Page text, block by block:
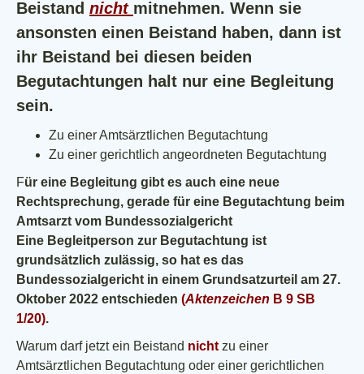
Beistand nicht mitnehmen. Wenn sie
ansonsten einen Beistand haben, dann ist
ihr Beistand bei diesen beiden
Begutachtungen halt nur eine Begleitung
sein.
Zu einer Amtsärztlichen Begutachtung
Zu einer gerichtlich angeordneten Begutachtung
Für eine Begleitung gibt es auch eine neue
Rechtsprechung, gerade für eine Begutachtung beim
Amtsarzt vom Bundessozialgericht
Eine Begleitperson zur Begutachtung ist
grundsätzlich zulässig, so hat es das
Bundessozialgericht in einem Grundsatzurteil am 27.
Oktober 2022 entschieden (Aktenzeichen B 9 SB
1/20).
Warum darf jetzt ein Beistand nicht zu einer
Amtsärztlichen Begutachtung oder einer gerichtlichen